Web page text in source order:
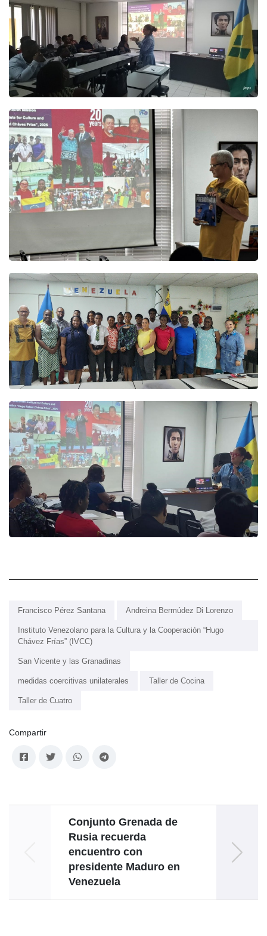
Francisco Pérez Santana Andreina Bermúdez Di Lorenzo
Instituto Venezolano para la Cultura y la Cooperación “Hugo
Chávez Frías” (IVCC)
San Vicente y las Granadinas
medidas coercitivas unilaterales Taller de Cocina
Taller de Cuatro
Compartir
Conjunto Grenada de
Rusia recuerda
encuentro con
presidente Maduro en
Venezuela